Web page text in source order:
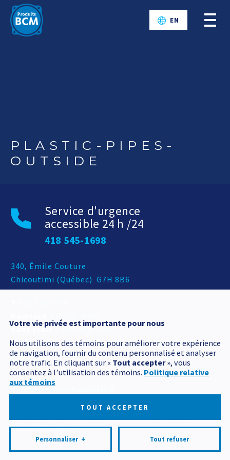
EN
PLASTIC-PIPES-
OUTSIDE
Service d'urgence
accessible 24 h /24
418 545-1698
Adresse postale
340, Émile Couture
Chicoutimi (Québec) G7H 8B6
Sans frais 1 800 463-7906
Politique de confidentialité
Mes préférences cookies
Tous droits réservés 2026 © Produits BCM Conception et
réalisation :Nubee
Votre vie privée est importante pour nous
Nous utilisons des témoins pour améliorer votre expérience
de navigation, fournir du contenu personnalisé et analyser
notre trafic. En cliquant sur « Tout accepter», vous
consentez à l’utilisation des témoins. Politique relative
aux témoins
Personnaliser + Tout refuser
TOUT ACCEPTER